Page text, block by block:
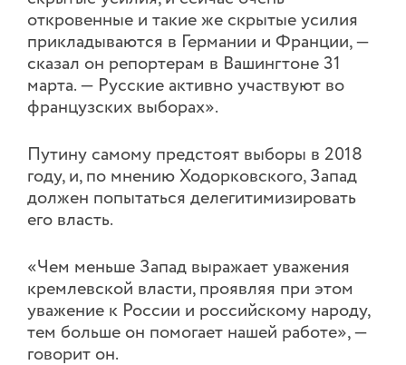
откровенные и такие же скрытые усилия
прикладываются в Германии и Франции, —
сказал он репортерам в Вашингтоне 31
марта. — Русские активно участвуют во
французских выборах».
Путину самому предстоят выборы в 2018
году, и, по мнению Ходорковского, Запад
должен попытаться делегитимизировать
его власть.
«Чем меньше Запад выражает уважения
кремлевской власти, проявляя при этом
уважение к России и российскому народу,
тем больше он помогает нашей работе», —
говорит он.